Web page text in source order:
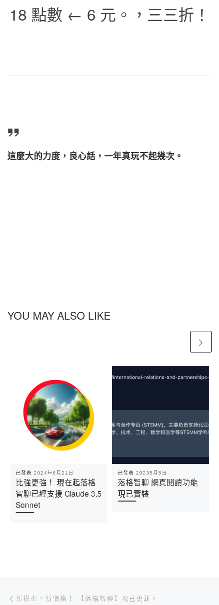
18 點數 ← 6 元。，三三折！
這麼大的力度，良心話，一年真玩不起幾次。
YOU MAY ALSO LIKE
已發表 2024年6月21日
比強更強！ 現在起落格
智聊已經支援 Claude 3.5
Sonnet
已發表 20235月5日
落格智聊 網頁閱讀功能
現已實裝
新模型，新價格！ 【落格智聊】現已更新。